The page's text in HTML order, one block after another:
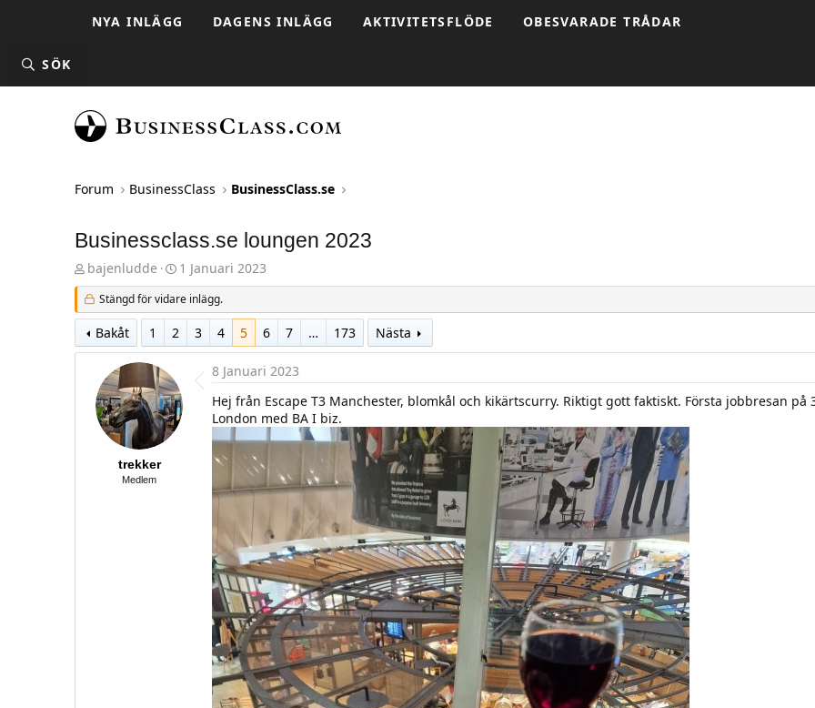
NYA INLÄGG DAGENS INLÄGG AKTIVITETSFLÖDE OBESVARADE TRÅDAR
SÖK
Forum BusinessClass BusinessClass.se
Businessclass.se loungen 2023
T
r
e
a
d
s
bajenludde
S
a
r
t
d
a
m
1 Januari 2023
Stängd för vidare inlägg.
Bakåt 1 2 3 4 5 6 7 … 173 Nästa
trekker
Medlem
8 Januari 2023
Hej från Escape T3 Manchester, blomkål och kikärtscurry. Riktigt gott faktiskt. Första jobbresan
London med BA I biz.